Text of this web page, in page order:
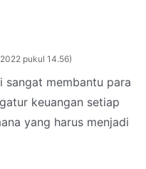
pukul 14.56
membantu para
keuangan setiap
yang harus menjadi